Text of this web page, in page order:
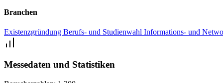
Branchen
Existenzgründung Berufs- und Studienwahl Informations- und
Messedaten und Statistiken